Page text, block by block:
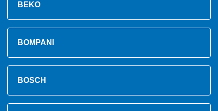
BEKO
BOMPANI
BOSCH